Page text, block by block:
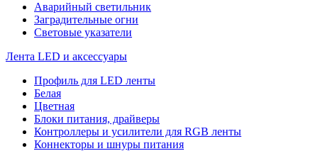
Аварийный светильник
Заградительные огни
Световые указатели
Лента LED и аксессуары
Профиль для LED ленты
Белая
Цветная
Блоки питания, драйверы
Контроллеры и усилители для RGB ленты
Коннекторы и шнуры питания